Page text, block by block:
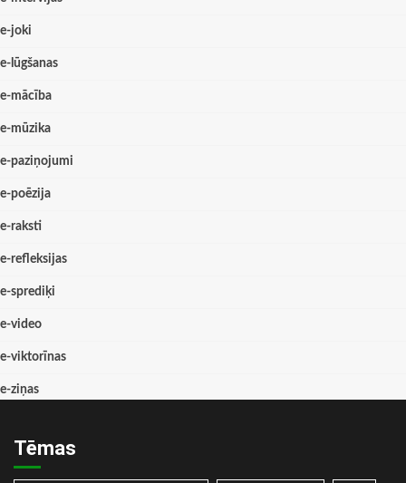
e-joki
e-lūgšanas
e-mācība
e-mūzika
e-paziņojumi
e-poēzija
e-raksti
e-refleksijas
e-sprediķi
e-video
e-viktorīnas
e-ziņas
Tēmas